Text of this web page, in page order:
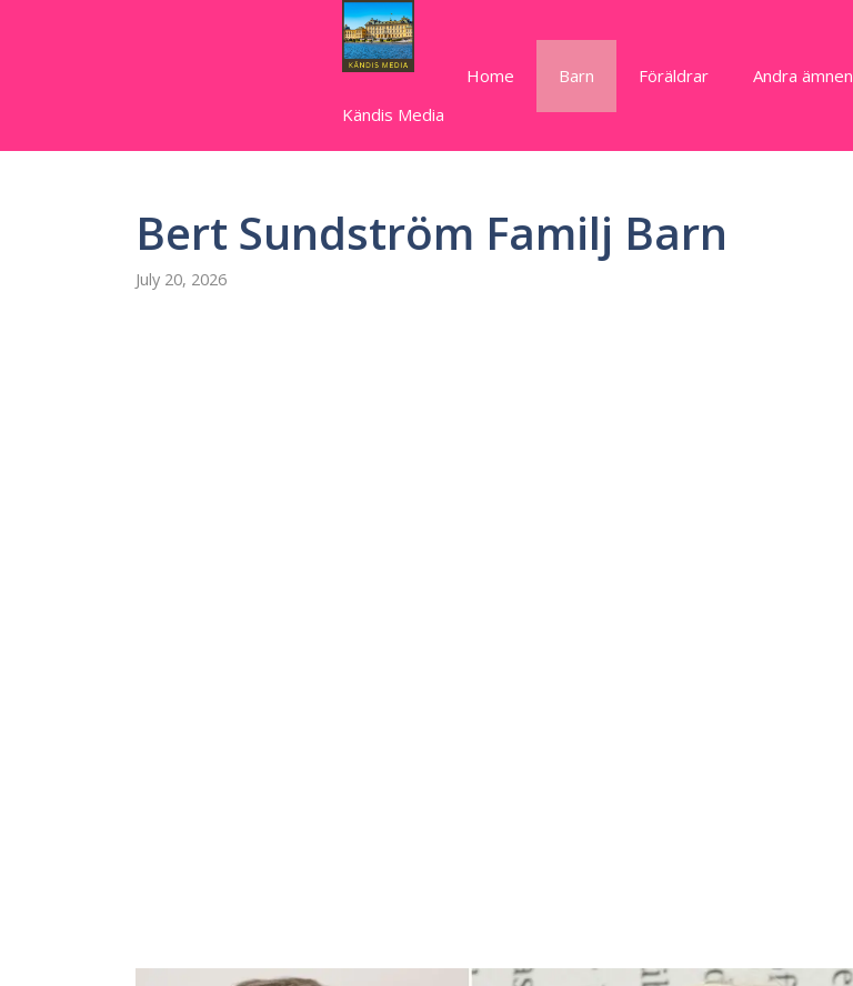
Kändis Media
Home Barn Föräldrar Andra ämnen
Bert Sundström Familj Barn
July 20, 2026